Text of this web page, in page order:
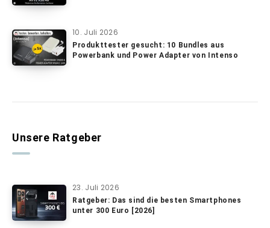
10. Juli 2026
Produkttester gesucht: 10 Bundles aus
Powerbank und Power Adapter von Intenso
Unsere Ratgeber
23. Juli 2026
Ratgeber: Das sind die besten Smartphones
unter 300 Euro [2026]